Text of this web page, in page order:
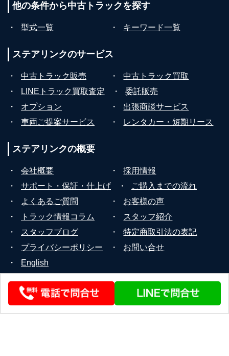
他の条件から中古トラックを探す
・ 型式一覧 ・ キーワード一覧
ステアリンクのサービス
・ 中古トラック販売 ・
中古トラック買取
・
LINEトラック買取査定 ・
委託販売
・
オプション ・
出張商談サービス
・
車両ご提案サービス ・ レンタカー・短期リース
ステアリンクの概要
・ 会社概要 ・
採用情報
・
サポート・保証・仕上げ ・
ご購入までの流れ
・
よくあるご質問 ・
お客様の声
・
トラック情報コラム ・
スタッフ紹介
・
スタッフブログ ・
特定商取引法の表記
・
プライバシーポリシー ・
お問い合せ
・
English
© 2026 STEERLINK Co.,Ltd